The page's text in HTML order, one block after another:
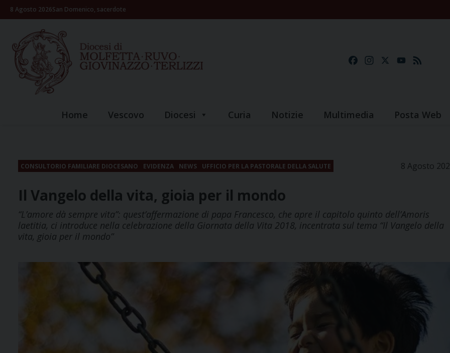
Skip8 Agosto 2026San Domenico, sacerdote
FacebookInstagramYouTube
Home Vescovo Diocesi Curia Notizie Multimedia Posta Web
CONSULTORIO FAMILIARE DIOCESANO EVIDENZA NEWS UFFICIO PER LA PASTORALE DELLA SALUTE 8 Agosto
Il Vangelo della vita, gioia per il mondo
“L’amore dà sempre vita”: quest’affermazione di papa Francesco, che apre il capitolo quinto dell’Amoris
laetitia, ci introduce nella celebrazione della Giornata della Vita 2018, incentrata sul tema “Il Vangelo della
vita, gioia per il mondo”